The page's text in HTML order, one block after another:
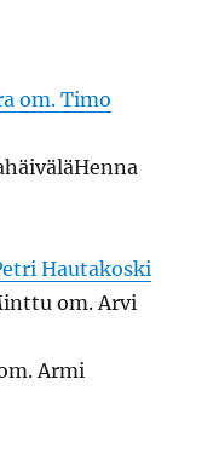
om. Timo
Hautakoski
om. Arvi
Armi